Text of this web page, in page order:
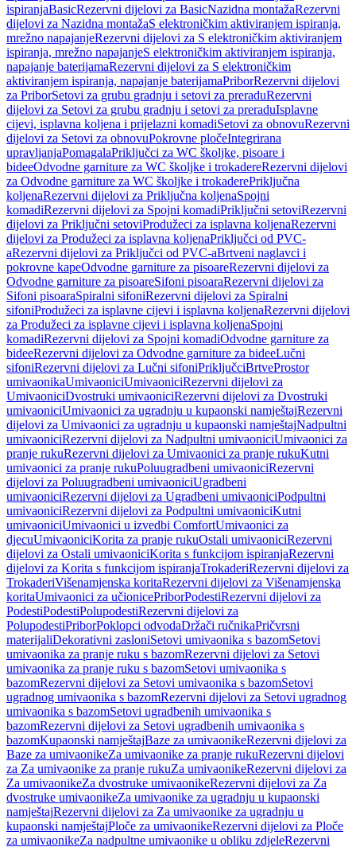
ispiranjaBasicRezervni dijelovi za BasicNazidna montažaRezervni
dijelovi za Nazidna montažaS elektroničkim aktiviranjem ispiranja,
mrežno napajanjeRezervni dijelovi za S elektroničkim aktiviranjem
ispiranja, mrežno napajanjeS elektroničkim aktiviranjem ispiranja,
napajanje baterijamaRezervni dijelovi za S elektroničkim
aktiviranjem ispiranja, napajanje baterijamaPriborRezervni dijelovi
za PriborSetovi za grubu gradnju i setovi za preraduRezervni
dijelovi za Setovi za grubu gradnju i setovi za preraduIsplavne
cijevi, isplavna koljena i prijelazni komadiSetovi za obnovuRezervni
dijelovi za Setovi za obnovuPokrovne pločeIntegrirana
upravljanjaPomagalaPriključci za WC školjke, pisoare i
bideeOdvodne garniture za WC školjke i trokadereRezervni dijelovi
za Odvodne garniture za WC školjke i trokaderePriključna
koljenaRezervni dijelovi za Priključna koljenaSpojni
komadiRezervni dijelovi za Spojni komadiPriključni setoviRezervni
dijelovi za Priključni setoviProdužeci za isplavna koljenaRezervni
dijelovi za Produžeci za isplavna koljenaPriključci od PVC-
aRezervni dijelovi za Priključci od PVC-aBrtveni naglavci i
pokrovne kapeOdvodne garniture za pisoareRezervni dijelovi za
Odvodne garniture za pisoareSifoni pisoaraRezervni dijelovi za
Sifoni pisoaraSpiralni sifoniRezervni dijelovi za Spiralni
sifoniProdužeci za isplavne cijevi i isplavna koljenaRezervni dijelovi
za Produžeci za isplavne cijevi i isplavna koljenaSpojni
komadiRezervni dijelovi za Spojni komadiOdvodne garniture za
bideeRezervni dijelovi za Odvodne garniture za bideeLučni
sifoniRezervni dijelovi za Lučni sifoniPriključciBrtveProstor
umivaonikaUmivaoniciUmivaoniciRezervni dijelovi za
UmivaoniciDvostruki umivaoniciRezervni dijelovi za Dvostruki
umivaoniciUmivaonici za ugradnju u kupaonski namještajRezervni
dijelovi za Umivaonici za ugradnju u kupaonski namještajNadpultni
umivaoniciRezervni dijelovi za Nadpultni umivaoniciUmivaonici za
pranje rukuRezervni dijelovi za Umivaonici za pranje rukuKutni
umivaonici za pranje rukuPoluugradbeni umivaoniciRezervni
dijelovi za Poluugradbeni umivaoniciUgradbeni
umivaoniciRezervni dijelovi za Ugradbeni umivaoniciPodpultni
umivaoniciRezervni dijelovi za Podpultni umivaoniciKutni
umivaoniciUmivaonici u izvedbi ComfortUmivaonici za
djecuUmivaoniciKorita za pranje rukuOstali umivaoniciRezervni
dijelovi za Ostali umivaoniciKorita s funkcijom ispiranjaRezervni
dijelovi za Korita s funkcijom ispiranjaTrokaderiRezervni dijelovi za
TrokaderiVišenamjenska koritaRezervni dijelovi za Višenamjenska
koritaUmivaonici za učionicePriborPodestiRezervni dijelovi za
PodestiPodestiPolupodestiRezervni dijelovi za
PolupodestiPriborPoklopci odvodaDržači ručnikaPričvrsni
materijaliDekorativni zasloniSetovi umivaonika s bazomSetovi
umivaonika za pranje ruku s bazomRezervni dijelovi za Setovi
umivaonika za pranje ruku s bazomSetovi umivaonika s
bazomRezervni dijelovi za Setovi umivaonika s bazomSetovi
ugradnog umivaonika s bazomRezervni dijelovi za Setovi ugradnog
umivaonika s bazomSetovi ugradbenih umivaonika s
bazomRezervni dijelovi za Setovi ugradbenih umivaonika s
bazomKupaonski namještajBaze za umivaonikeRezervni dijelovi za
Baze za umivaonikeZa umivaonike za pranje rukuRezervni dijelovi
za Za umivaonike za pranje rukuZa umivaonikeRezervni dijelovi za
Za umivaonikeZa dvostruke umivaonikeRezervni dijelovi za Za
dvostruke umivaonikeZa umivaonike za ugradnju u kupaonski
namještajRezervni dijelovi za Za umivaonike za ugradnju u
kupaonski namještajPloče za umivaonikeRezervni dijelovi za Ploče
za umivaonikeZa nadpultne umivaonike u obliku zdjeleRezervni